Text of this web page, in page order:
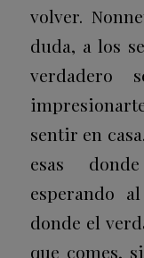
volver.
duda, a los
verdadero
sentir en
esas
esperando
donde el
que comes,